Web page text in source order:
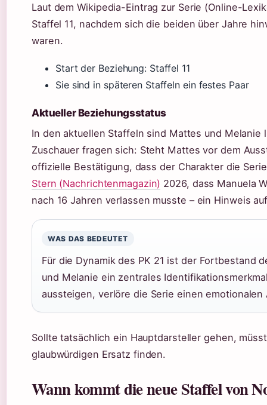
Laut dem Wikipedia-Eintrag zur Serie (Online-
Staffel 11, nachdem sich die beiden über Jahre
waren.
Start der Beziehung: Staffel 11
Sie sind in späteren Staffeln ein festes Paar
Aktueller Beziehungsstatus
In den aktuellen Staffeln sind Mattes und Melanie
Zuschauer fragen sich: Steht Mattes vor dem
offizielle Bestätigung, dass der Charakter die
Stern (Nachrichtenmagazin) 2026, dass Manuela
nach 16 Jahren verlassen musste – ein Hinweis
WAS DAS BEDEUTET
Für die Dynamik des PK 21 ist der Fortbestand
und Melanie ein zentrales
aussteigen, verlöre die Serie einen emotionalen
Sollte tatsächlich ein Hauptdarsteller gehen,
glaubwürdigen Ersatz finden.
Wann kommt die neue Staffel von